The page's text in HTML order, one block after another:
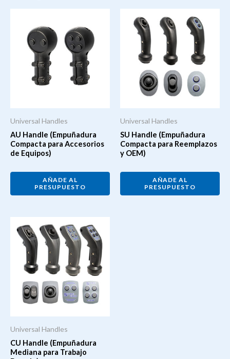
Universal Handles
AU Handle (Empuñadura
Compacta para Accesorios
de Equipos)
AÑADE AL
PRESUPUESTO
Universal Handles
SU Handle (Empuñadura
Compacta para Reemplazos
y OEM)
AÑADE AL
PRESUPUESTO
Universal Handles
CU Handle (Empuñadura
Mediana para Trabajo